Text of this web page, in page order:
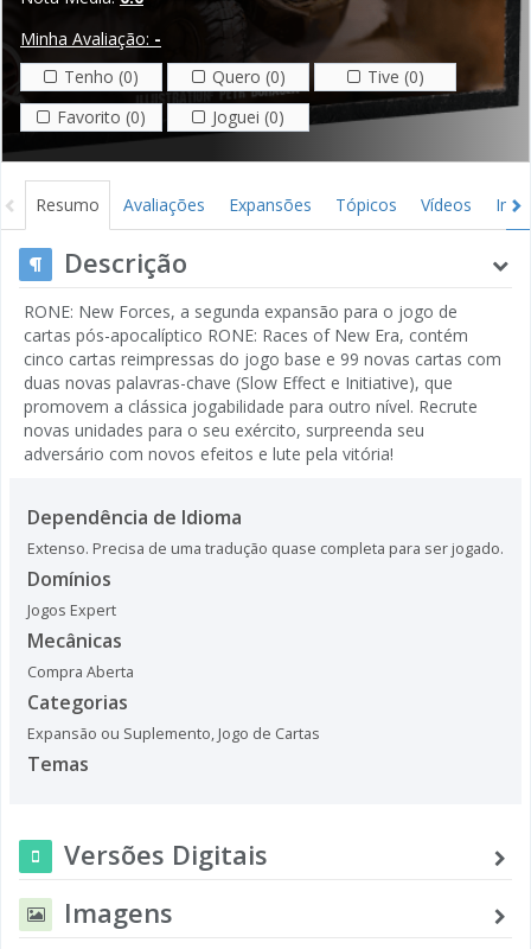
Minha Avaliação: -
Tenho (0)
Quero (0)
Tive (0)
Favorito (0)
Joguei (0)
Resumo Avaliações Expansões Tópicos Vídeos
Descrição
RONE: New Forces, a segunda expansão para o jogo de
cartas pós-apocalíptico RONE: Races of New Era, contém
cinco cartas reimpressas do jogo base e 99 novas cartas com
duas novas palavras-chave (Slow Effect e Initiative), que
promovem a clássica jogabilidade para outro nível. Recrute
novas unidades para o seu exército, surpreenda seu
adversário com novos efeitos e lute pela vitória!
Dependência de Idioma
Extenso. Precisa de uma tradução quase completa para ser jogado.
Domínios
Jogos Expert
Mecânicas
Compra Aberta
Categorias
Expansão ou Suplemento, Jogo de Cartas
Temas
Versões Digitais
Imagens